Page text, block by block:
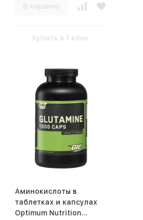
В корзину
Купить в 1 клик
Аминокислоты в
таблетках и капсулах
Optimum Nutrition